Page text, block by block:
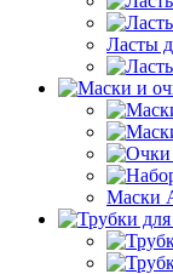
Ласты
Маски